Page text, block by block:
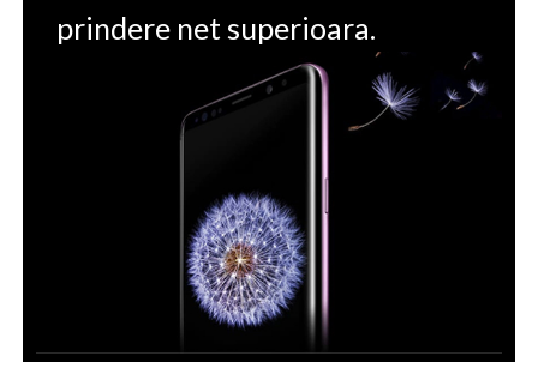
prindere net superioara.